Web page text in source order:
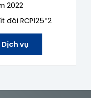
2022
đôi RCP125*2
vụ